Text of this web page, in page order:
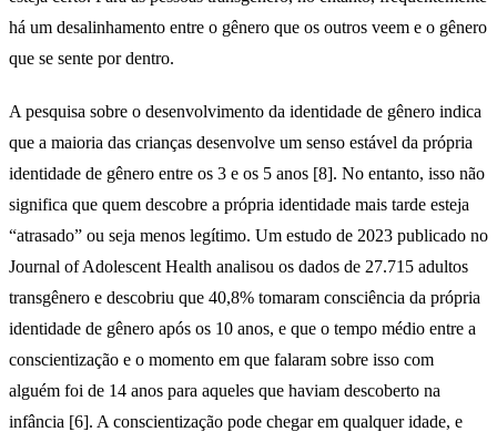
há um desalinhamento entre o gênero que os outros veem e o gênero
que se sente por dentro.
A pesquisa sobre o desenvolvimento da identidade de gênero indica
que a maioria das crianças desenvolve um senso estável da própria
identidade de gênero entre os 3 e os 5 anos [8]. No entanto, isso não
significa que quem descobre a própria identidade mais tarde esteja
“atrasado” ou seja menos legítimo. Um estudo de 2023 publicado no
Journal of Adolescent Health analisou os dados de 27.715 adultos
transgênero e descobriu que 40,8% tomaram consciência da própria
identidade de gênero após os 10 anos, e que o tempo médio entre a
conscientização e o momento em que falaram sobre isso com
alguém foi de 14 anos para aqueles que haviam descoberto na
infância [6]. A conscientização pode chegar em qualquer idade, e